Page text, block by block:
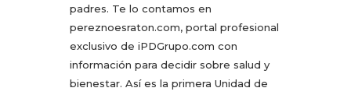
padres. Te lo contamos en
pereznoesraton.com, portal profesional
exclusivo de iPDGrupo.com con
información para decidir sobre salud y
bienestar. Así es la primera Unidad de